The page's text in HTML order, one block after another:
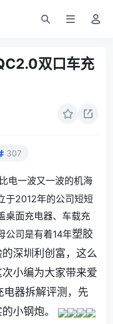
双口车充
307
电一波又一波的机海
于2012年的公司短短
桌面充电器、车载充
公司是有着14年塑胶
深圳利创富，这么
次小编为大家带来爱
电器拆解评测，先
小钢炮。